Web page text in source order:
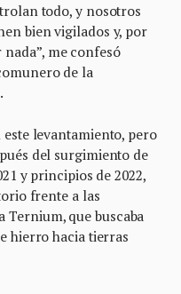
todo, y nosotros
bien vigilados y, por
me confesó
de la
levantamiento, pero
del surgimiento de
y principios de 2022,
frente a las
Ternium, que buscaba
hierro hacia tierras